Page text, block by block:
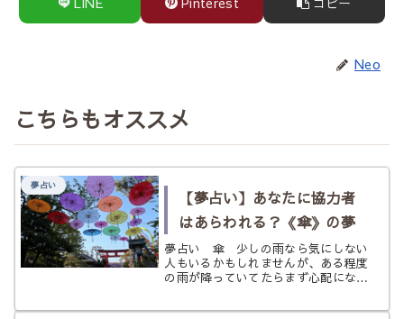
Neo
こちらもオススメ
夢占い
【夢占い】あなたに協力者
はあらわれる？《傘》の夢
夢占い 傘 少しの雨なら気にしない
人もいるかもしれませんが、ある程度
の雨が降っていてたらまず心配になる
守り、濡れて冷やしてしまうことから